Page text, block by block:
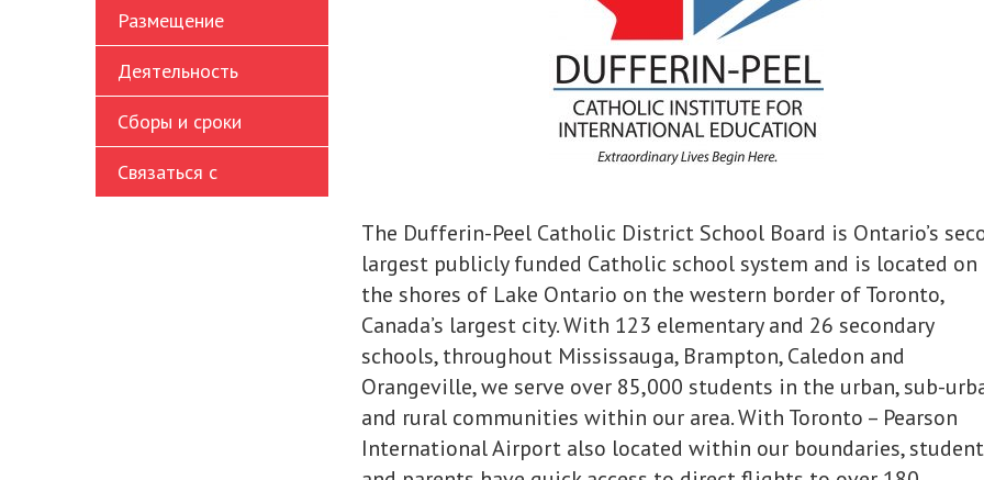
Размещение
Деятельность
Сборы и сроки
Связаться с
The Dufferin-Peel Catholic District School Board is Ontario’s
largest publicly funded Catholic school system and is located on
the shores of Lake Ontario on the western border of Toronto,
Canada’s largest city. With 123 elementary and 26 secondary
schools, throughout Mississauga, Brampton, Caledon and
Orangeville, we serve over 85,000 students in the urban, sub-
and rural communities within our area. With Toronto – Pearson
International Airport also located within our boundaries,